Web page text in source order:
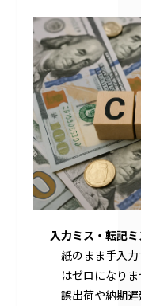
入力ミス・転記
紙のまま手入
はゼロになりま
誤出荷や納期